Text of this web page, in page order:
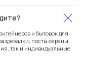
и бытовок для
посты охраны,
так и индивидуальные